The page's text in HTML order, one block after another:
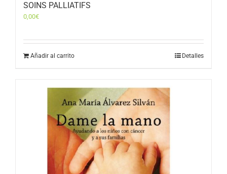
SOINS PALLIATIFS
0,00€
Añadir al carrito Detalles